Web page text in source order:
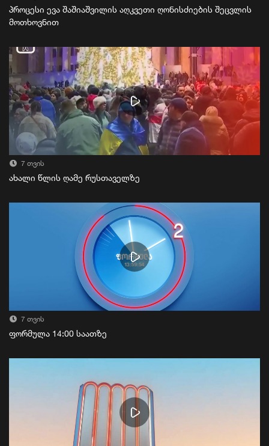
პროცესი ევა შაშიაშვილის აღკვეთი ღონისძიების შეცვლის
მოთხოვნით
7 თვის
ახალი წლის ღამე რუსთაველზე
7 თვის
ფორმულა 14:00 საათზე